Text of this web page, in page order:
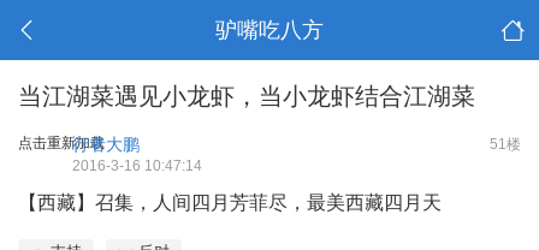
驴嘴吃八方
当江湖菜遇见小龙虾，当小龙虾结合江湖菜
点击重新加载 51楼
行者大鹏
2016-3-16 10:47:14
【西藏】召集，人间四月芳菲尽，最美西藏四月天